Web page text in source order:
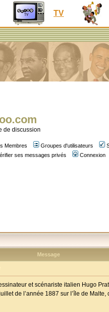
TV
de discussion
Membres Groupes d'utilisateurs
ses messages privés Connexion
Message
et scénariste italien Hugo
de l’année 1887 sur l’île de